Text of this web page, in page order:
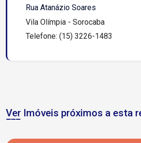
Rua Atanázio Soares
Vila Olímpia - Sorocaba
Telefone: (15) 3226-1483
Ver Imóveis próximos a esta